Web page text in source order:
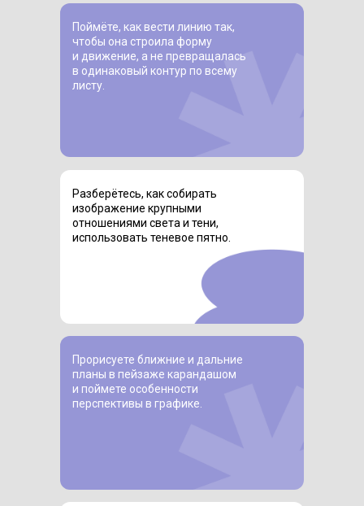
Разберётесь, как собирать
изображение крупными
отношениями света и тени,
использовать теневое пятно.
Прорисуете ближние и дальние
планы в пейзаже карандашом
и поймете особенности
перспективы в графике.
Поймёте, как вести линию так,
чтобы она строила форму
и движение, а не превращалась
в одинаковый контур по всему
листу.